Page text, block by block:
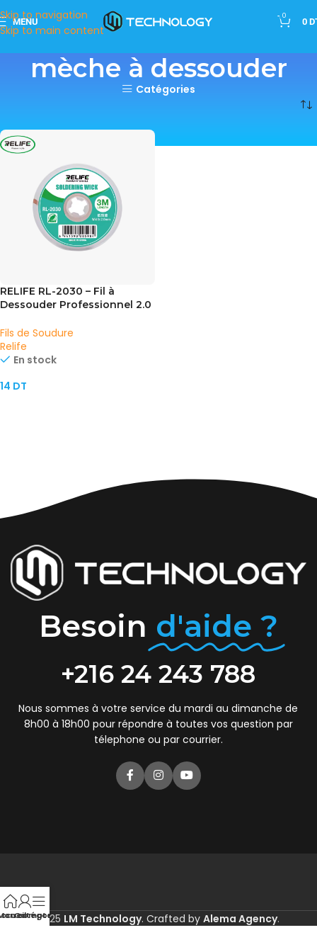
Skip to navigation
Skip to main content
MENU
0
0
mèche à dessouder
Catégories
RELIFE RL-2030 – Fil à
Dessouder Professionnel 2.0
Fils de Soudure
Relife
En stock
14 DT
Besoin d'aide ?
+216 24 243 788
Nous sommes à votre service du mardi au dimanche de
8h00 à 18h00 pour répondre à toutes vos question par
télephone ou par courrier.
2025 LM Technology. Crafted by Alema Agency.
compte
Catégories